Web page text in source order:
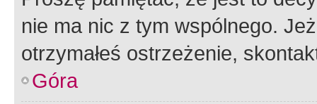
nie ma nic z tym wspólnego.
otrzymałeś ostrzeżenie,
Góra